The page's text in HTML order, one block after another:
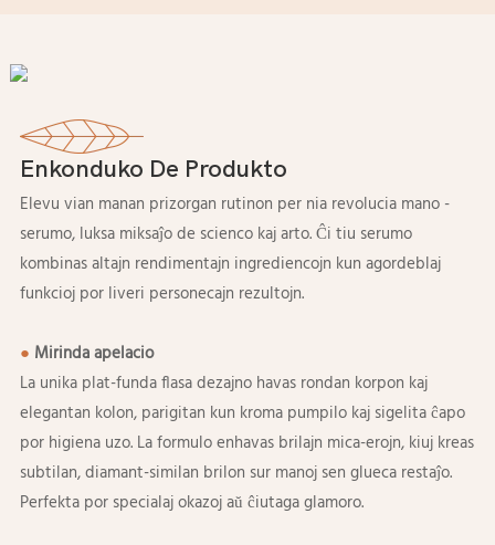
Enkonduko De Produkto
Elevu vian manan prizorgan rutinon per nia revolucia mano -
serumo, luksa miksaĵo de scienco kaj arto. Ĉi tiu serumo
kombinas altajn rendimentajn ingrediencojn kun agordeblaj
funkcioj por liveri personecajn rezultojn.
● Mirinda apelacio
La unika plat-funda flasa dezajno havas rondan korpon kaj
elegantan kolon, parigitan kun kroma pumpilo kaj sigelita ĉapo
por higiena uzo. La formulo enhavas brilajn mica-erojn, kiuj kreas
subtilan, diamant-similan brilon sur manoj sen glueca restaĵo.
Perfekta por specialaj okazoj aŭ ĉiutaga glamoro.